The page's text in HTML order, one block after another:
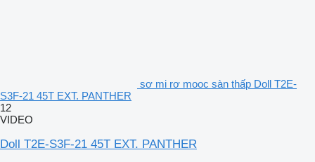
sơ mi rơ mooc sàn thấp Doll T2E-
S3F-21 45T EXT. PANTHER
12
VIDEO
Doll T2E-S3F-21 45T EXT. PANTHER